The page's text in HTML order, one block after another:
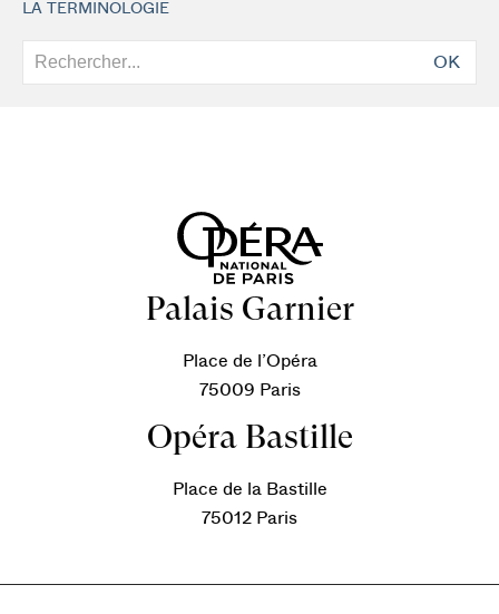
LA TERMINOLOGIE
OK
Palais Garnier
Place de l’Opéra
75009 Paris
Opéra Bastille
Place de la Bastille
75012 Paris